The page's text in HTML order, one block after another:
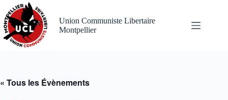
Passer
au
contenu
Union Communiste Libertaire
Montpellier
« Tous les Évènements